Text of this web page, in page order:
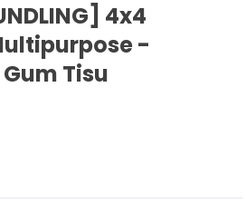
4x4
-
Tisu